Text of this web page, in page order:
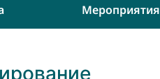
Мероприятия